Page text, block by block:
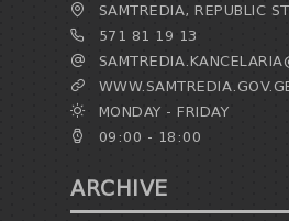
SAMTREDIA, REPUBLIC
571 81 19 13
MONDAY - FRIDAY
09:00 - 18:00
ARCHIVE